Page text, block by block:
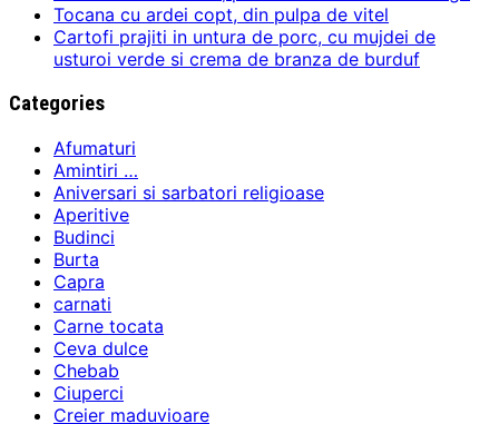
Tocana cu ardei copt, din pulpa de vitel
Cartofi prajiti in untura de porc, cu mujdei de
usturoi verde si crema de branza de burduf
Categories
Afumaturi
Amintiri …
Aniversari si sarbatori religioase
Aperitive
Budinci
Burta
Capra
carnati
Carne tocata
Ceva dulce
Chebab
Ciuperci
Creier maduvioare